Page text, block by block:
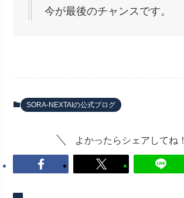
今が最後のチャンスです。
SORA-NEXTAIの公式ブログ
よかったらシェアしてね！